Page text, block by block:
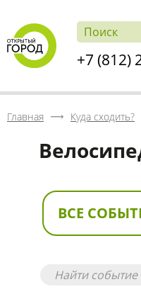
+7 (812)
Главная Куда сходить?
ВСЕ